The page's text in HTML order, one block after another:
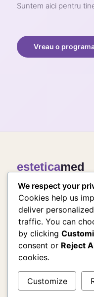
Suntem aici pentru
Vreau o
esteticamed
Dr. Ivan Vatamanesku
și reconstructivă.
We respect your
Cookies help us
deliver
traffic. You can
by clicking
consent or Reject
cookies.
Customize